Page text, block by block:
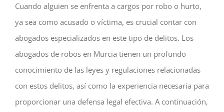
Cuando alguien se enfrenta a cargos por robo o hurto,
ya sea como acusado o víctima, es crucial contar con
abogados especializados en este tipo de delitos. Los
abogados de robos en Murcia tienen un profundo
conocimiento de las leyes y regulaciones relacionadas
con estos delitos, así como la experiencia necesaria para
proporcionar una defensa legal efectiva. A continuación,